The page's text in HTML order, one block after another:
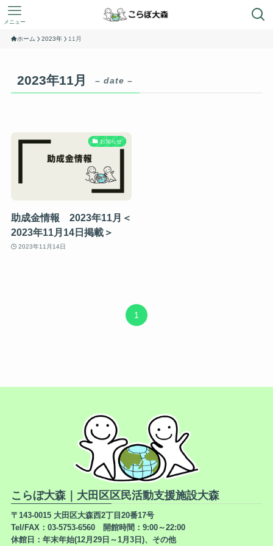
メニュー
ホーム 2023年 11月
2023年11月 – date –
お知らせ
助成金情報 2023年11月＜
2023年11月14日掲載＞
2023年11月14日
1
こらぼ大森｜大田区区民活動支援施設大森
〒143-0015 大田区大森西2丁目20番17号
Tel/FAX：03-5753-6560 開館時間：9:00～22:00
休館日：年末年始(12月29日～1月3日)、その他